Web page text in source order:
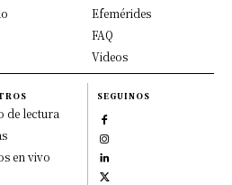
Efemérides
FAQ
Videos
de lectura
en vivo
SEGUINOS